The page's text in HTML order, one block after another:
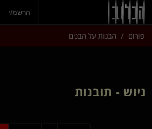
הצטרפי עכשיו
הרשמ/י
פורום הבנות על הבנים
ניוש - תובנות